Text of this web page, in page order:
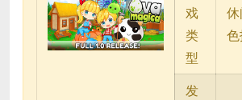
戏
类
型
发